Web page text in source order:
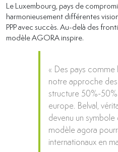
Le Luxembourg, pays de
harmonieusement différentes
PPP avec succès. Au-delà des
modèle AGORA inspire.
« Des pays
notre approche
structure 50%-
europe. Belval,
devenu un symbole
modèle agora
internationaux en